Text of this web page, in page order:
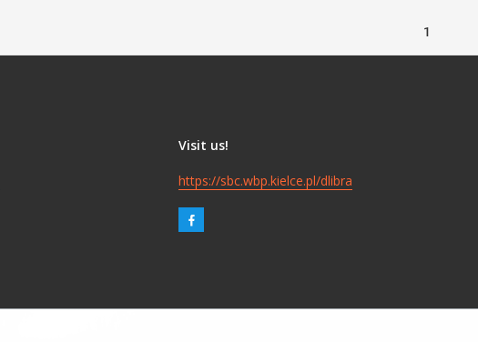
1
Visit us!
https://sbc.wbp.kielce.pl/dlibra